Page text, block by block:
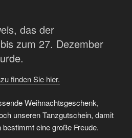
das der
zum 27. Dezember
finden Sie hier.
Weihnachtsgeschenk,
unseren Tanzgutschein, damit
eine große Freude.